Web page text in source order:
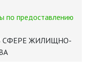
по предоставлению
СФЕРЕ ЖИЛИЩНО-